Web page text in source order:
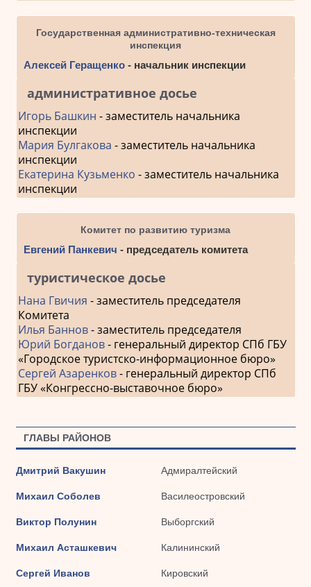
Государственная административно-техническая
инспекция
Алексей Геращенко- начальник инспекции
административное досье
Игорь Башкин - заместитель начальника
инспекции
Мария Булгакова - заместитель начальника
инспекции
Екатерина Кузьменко - заместитель начальника
инспекции
Комитет по развитию туризма
Евгений Панкевич - председатель комитета
туристическое досье
Нана Гвичия - заместитель председателя
Комитета
Илья Баннов- заместитель председателя
Юрий Богданов- генеральный директор СПб ГБУ
«Городское туристско-информационное бюро»
Сергей Азаренков- генеральный директор СПб
ГБУ «Конгрессно-выставочное бюро»
ГЛАВЫ РАЙОНОВ
Дмитрий Вакушин Адмиралтейский
Михаил Соболев Василеостровский
Виктор Полунин Выборгский
Михаил Асташкевич Калининский
Сергей Иванов Кировский